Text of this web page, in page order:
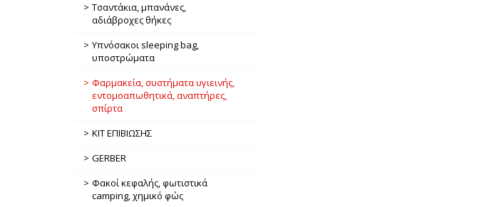
Τσαντάκια, μπανάνες,
αδιάβροχες θήκες
Υπνόσακοι sleeping bag,
υποστρώματα
Φαρμακεία, συστήματα υγιεινής,
εντομοαπωθητικά, αναπτήρες,
σπίρτα
ΚΙΤ ΕΠΙΒΙΩΣΗΣ
GERBER
Φακοί κεφαλής, φωτιστικά
camping, χημικό φώς